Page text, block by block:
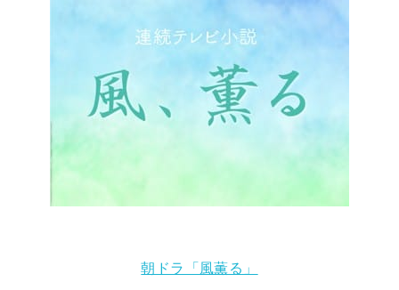
朝ドラ「風薫る」